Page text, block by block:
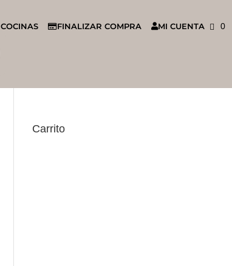
COCINAS FINALIZAR COMPRA MI CUENTA
0
Carrito